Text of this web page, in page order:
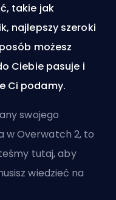
takie jak
najlepszy szeroki
możesz
Ciebie pasuje i
Ci podamy.
swojego
w Overwatch 2, to
tutaj, aby
wiedzieć na